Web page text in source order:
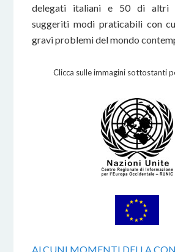
delegati italiani e 50 di altri
suggeriti modi praticabili con
gravi problemi del mondo
Clicca sulle immagini sottostanti
ALCUNI MOMENTI DELLA